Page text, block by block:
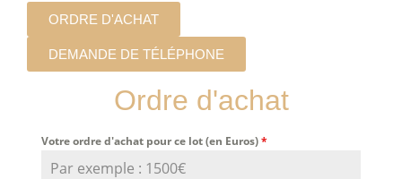
ORDRE D'ACHAT
DEMANDE DE TÉLÉPHONE
Ordre d'achat
Votre ordre d'achat pour ce lot (en Euros)*